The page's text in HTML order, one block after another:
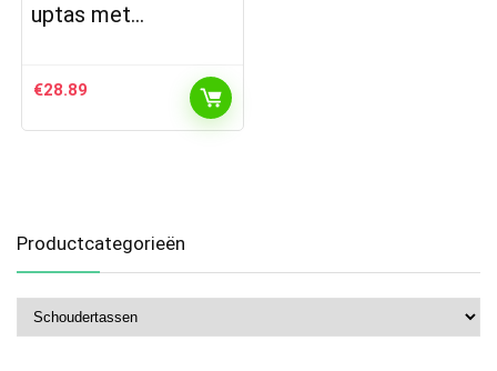
uptas met…
€28.89
Productcategorieën